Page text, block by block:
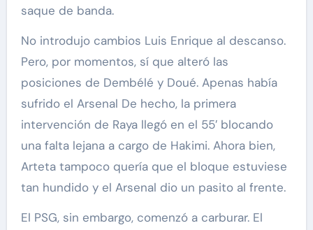
saque de banda.
No introdujo cambios Luis Enrique al descanso.
Pero, por momentos, sí que alteró las
posiciones de Dembélé y Doué. Apenas había
sufrido el Arsenal De hecho, la primera
intervención de Raya llegó en el 55′ blocando
una falta lejana a cargo de Hakimi. Ahora bien,
Arteta tampoco quería que el bloque estuviese
tan hundido y el Arsenal dio un pasito al frente.
El PSG, sin embargo, comenzó a carburar. El